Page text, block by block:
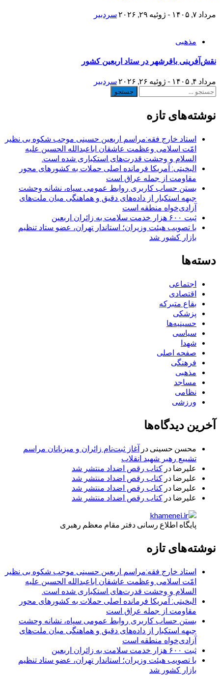
مرداد ۷, ۱۴۰۵ - ژوئیه ۲۹, ۲۰۲۶ سردبیر
مذهبی
نقش‌آفرینی باقرشهر در ستاد اربعین کشور
مرداد ۴, ۱۴۰۵ - ژوئیه ۲۶, ۲۰۲۶
سردبیر
جستجو
نوشته‌های تازه
استاد خارج فقه:مراسم اربعین حسینی موجب شکوه بی نظیر
امّت اسلامی وعظمت عاشقان اباعبدالله الحسین علیه
السلام و وحشت قدرت‌های استکباری شده است.
البخیتی: آمریکا فرمانده اصلی حملات به کشورهای محور
مقاومت از جمله عراق است
بستن حساب کاربری روابط عمومی سپاه، نشانه‌ وحشت
جبهه استکبار از داده‌های دقیق و هماهنگی میان ملت‌های
آزادی‌خواه منطقه است
ثبت ۶۰۰ هزار خدمت سلامت به زائران اربعین
با تصویب هیئت وزیران؛ استاندار تهران، عضو ستاد تنظیم
بازار کشور شد
دسته‌ها
اجتماعی
اقتصادی
بقاع متبرکه
پزشکی
حسینیه‌ها
سیاسی
شهدا
صفحه اصلی
فرهنگی
مذهبی
مساجد
نظامی
ورزشی
آخرین دیدگاه‌ها
محسن حسینی در آغاز ثبت‌نام زائران و میزبانان مراسم
تشییع رهبر شهید انقلاب
علیرضا در کتاب رقص اضداد منتشر شد
علیرضا در کتاب رقص اضداد منتشر شد
علیرضا در کتاب رقص اضداد منتشر شد
علیرضا در کتاب رقص اضداد منتشر شد
پایگاه اطلاع رسانی دفتر مقام معظم رهبری
نوشته‌های تازه
استاد خارج فقه:مراسم اربعین حسینی موجب شکوه بی نظیر
امّت اسلامی وعظمت عاشقان اباعبدالله الحسین علیه
السلام و وحشت قدرت‌های استکباری شده است.
البخیتی: آمریکا فرمانده اصلی حملات به کشورهای محور
مقاومت از جمله عراق است
بستن حساب کاربری روابط عمومی سپاه، نشانه‌ وحشت
جبهه استکبار از داده‌های دقیق و هماهنگی میان ملت‌های
آزادی‌خواه منطقه است
ثبت ۶۰۰ هزار خدمت سلامت به زائران اربعین
با تصویب هیئت وزیران؛ استاندار تهران، عضو ستاد تنظیم
بازار کشور شد